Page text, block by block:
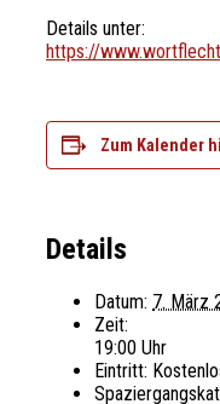
Details unter:
https://
Zum Kalender
Details
Datum: 7. März
Zeit:
19:00 Uhr
Eintritt: